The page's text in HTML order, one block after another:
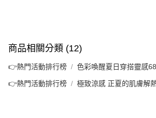
商品相關分類 (12)
👉熱門活動排行榜 色彩喚醒夏日穿搭靈感
👉熱門活動排行榜 極致涼感 正夏的肌膚解